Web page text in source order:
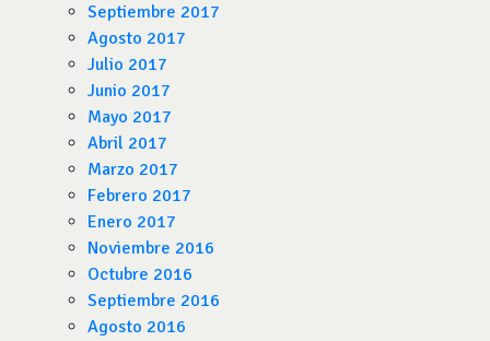
Septiembre 2017
Agosto 2017
Julio 2017
Junio 2017
Mayo 2017
Abril 2017
Marzo 2017
Febrero 2017
Enero 2017
Noviembre 2016
Octubre 2016
Septiembre 2016
Agosto 2016